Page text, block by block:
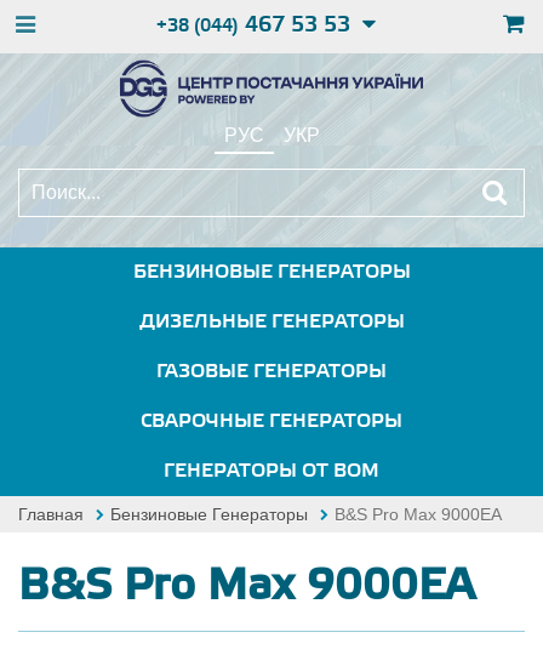
+38 (044) 467 53 53
РУС УКР
БЕНЗИНОВЫЕ ГЕНЕРАТОРЫ
ДИЗЕЛЬНЫЕ ГЕНЕРАТОРЫ
ГАЗОВЫЕ ГЕНЕРАТОРЫ
СВАРОЧНЫЕ ГЕНЕРАТОРЫ
ГЕНЕРАТОРЫ ОТ ВОМ
Главная Бензиновые Генераторы B&S Pro Max 9000EA
B&S Pro Max 9000EA